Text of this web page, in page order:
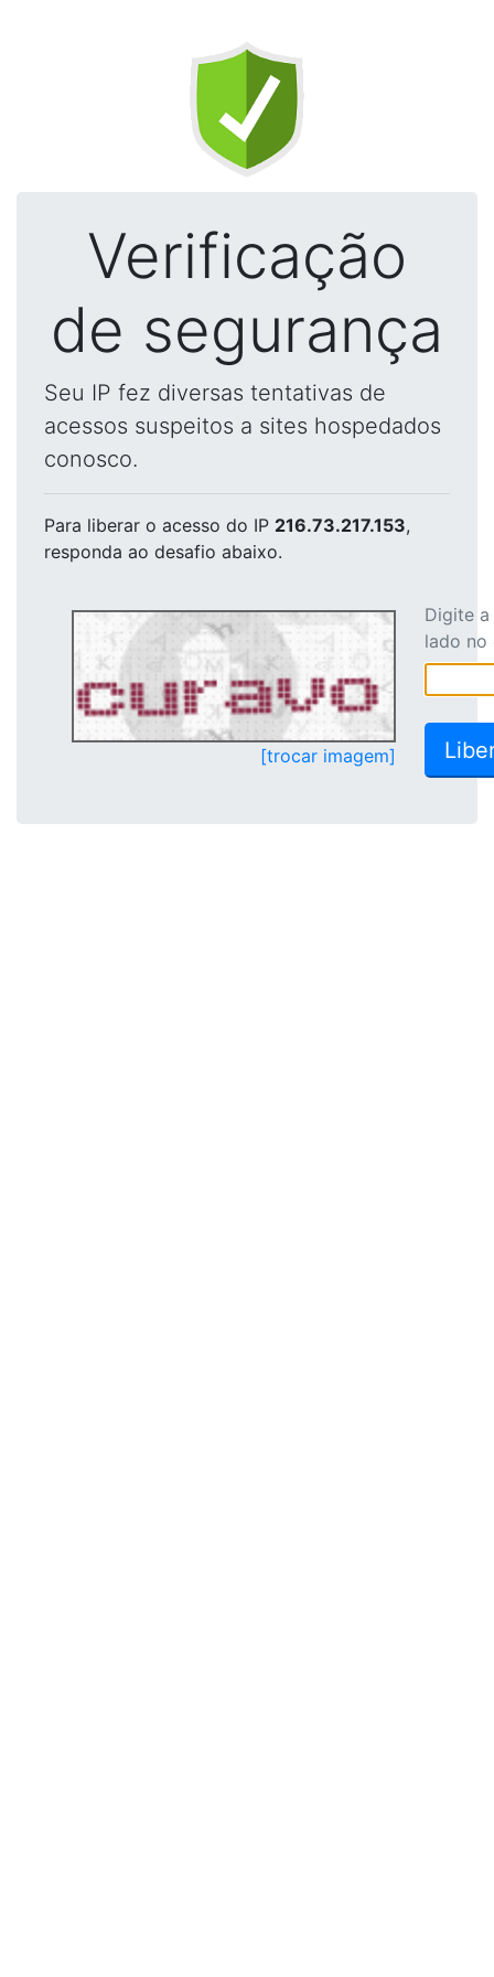
Verificação
de segurança
Seu IP fez diversas tentativas de
acessos suspeitos a sites hospedados
conosco.
Para liberar o acesso do IP 216.73.217.153,
responda ao desafio abaixo.
[trocar imagem]
Digite
lado no